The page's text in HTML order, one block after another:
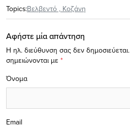
Topics:Βελβεντό , Κοζάνη
Αφήστε μία απάντηση
Η ηλ. διεύθυνση σας δεν δημοσιεύεται.
σημειώνονται με *
Όνομα
Email